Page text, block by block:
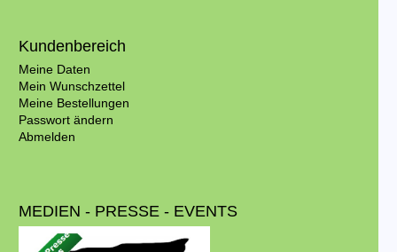
Kundenbereich
Meine Daten
Mein Wunschzettel
Meine Bestellungen
Passwort ändern
Abmelden
MEDIEN - PRESSE - EVENTS